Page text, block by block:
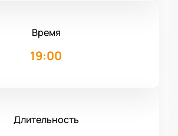
Время
19:00
Длительность